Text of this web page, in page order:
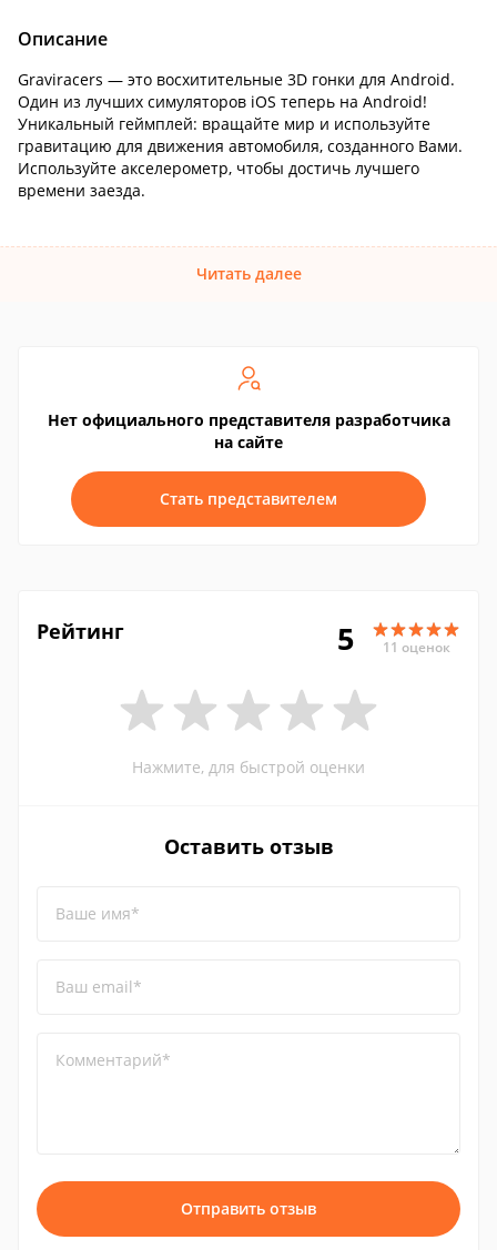
Описание
Graviracers — это восхитительные 3D гонки для Android.
Один из лучших симуляторов iOS теперь на Android!
Уникальный геймплей: вращайте мир и используйте
гравитацию для движения автомобиля, созданного Вами.
Используйте акселерометр, чтобы достичь лучшего
времени заезда.
Читать далее
Нет официального представителя разработчика
на сайте
Стать представителем
Рейтинг 5 11 оценок
Нажмите, для быстрой оценки
Оставить отзыв
Ваше имя*
Ваш email*
Комментарий*
Отправить отзыв